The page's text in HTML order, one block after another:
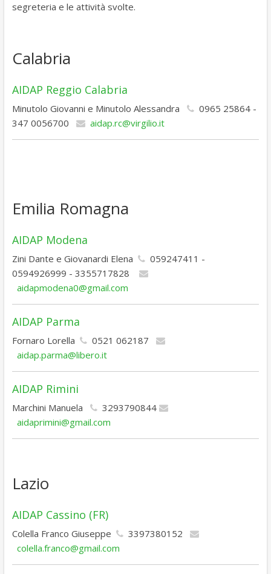
segreteria e le attività svolte.
Calabria
AIDAP Reggio Calabria
Minutolo Giovanni e Minutolo Alessandra
0965 25864 -
347 0056700
aidap.rc@virgilio.it
Emilia Romagna
AIDAP Modena
Zini Dante e Giovanardi Elena
059247411 -
0594926999 - 3355717828
aidapmodena0@gmail.com
AIDAP Parma
Fornaro Lorella
0521 062187
aidap.parma@libero.it
AIDAP Rimini
Marchini Manuela
3293790844
aidaprimini@gmail.com
Lazio
AIDAP Cassino (FR)
Colella Franco Giuseppe
3397380152
colella.franco@gmail.com